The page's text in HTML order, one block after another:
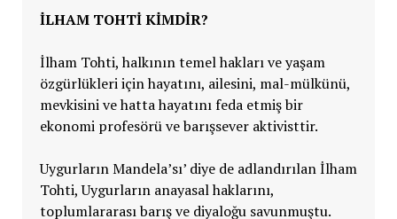
İLHAM TOHTİ KİMDİR?
İlham Tohti, halkının temel hakları ve yaşam
özgürlükleri için hayatını, ailesini, mal-mülkünü,
mevkisini ve hatta hayatını feda etmiş bir
ekonomi profesörü ve barışsever aktivisttir.
Uygurların Mandela’sı’ diye de adlandırılan İlham
Tohti, Uygurların anayasal haklarını,
toplumlararası barış ve diyaloğu savunmuştu.